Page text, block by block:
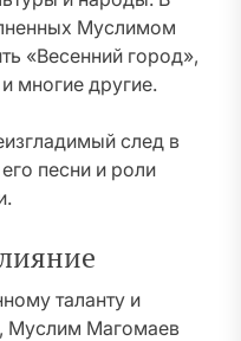
Муслимом
«Весенний город»,
многие другие.
след в
песни и роли
таланту и
Муслим Магомаев